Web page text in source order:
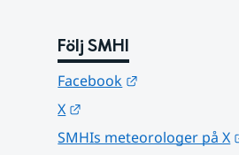
Följ SMHI
Facebook
X
SMHIs meteorologer på X